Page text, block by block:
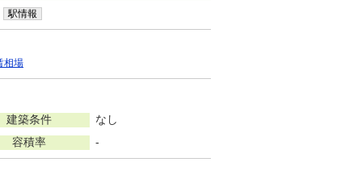
駅情報
相場
建築条件
なし
容積率 -